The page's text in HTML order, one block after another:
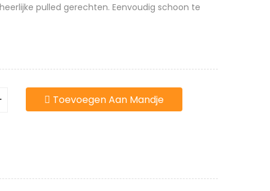
pulled gerechten. Eenvoudig schoon te
Toevoegen Aan Mandje